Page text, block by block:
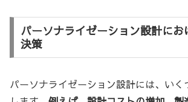
パーソナライゼーション設計にお
決策
パーソナライゼーション設計には、いく